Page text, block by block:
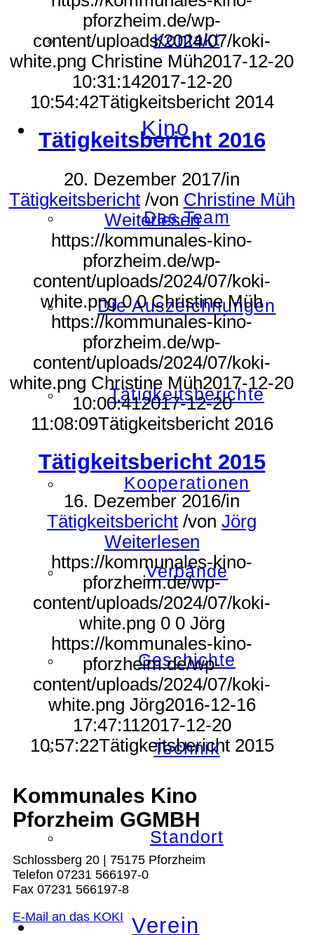
Kontakt
Kino
Das Team
Die Auszeichnungen
Tätigkeitsberichte
Kooperationen
Verbände
Geschichte
Technik
Standort
Verein
pforzheim.de/wp-
content/uploads/2024/07/koki-
white.png Christine Müh2017-12-20
10:31:142017-12-20
10:54:42Tätigkeitsbericht 2014
Tätigkeitsbericht 2016
20. Dezember 2017/in
Tätigkeitsbericht /von Christine Müh
Weiterlesen
https://kommunales-kino-
pforzheim.de/wp-
content/uploads/2024/07/koki-
white.png 0 0 Christine Müh
https://kommunales-kino-
pforzheim.de/wp-
content/uploads/2024/07/koki-
white.png Christine Müh2017-12-20
10:00:412017-12-20
11:08:09Tätigkeitsbericht 2016
Tätigkeitsbericht 2015
16. Dezember 2016/in
Tätigkeitsbericht /von Jörg
Weiterlesen
https://kommunales-kino-
pforzheim.de/wp-
content/uploads/2024/07/koki-
white.png 0 0 Jörg
https://kommunales-kino-
pforzheim.de/wp-
content/uploads/2024/07/koki-
white.png Jörg2016-12-16
17:47:112017-12-20
10:57:22Tätigkeitsbericht 2015
Kommunales Kino
Pforzheim GGMBH
Schlossberg 20 | 75175 Pforzheim
Telefon 07231 566197-0
Fax 07231 566197-8
E-Mail an das KOKI